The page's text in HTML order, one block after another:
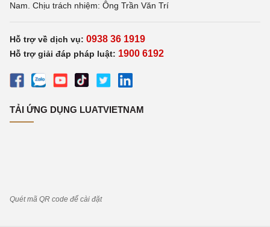
Nam. Chịu trách nhiệm: Ông Trần Văn Trí
Hỗ trợ về dịch vụ: 0938 36 1919
Hỗ trợ giải đáp pháp luật: 1900 6192
TẢI ỨNG DỤNG LUATVIETNAM
Quét mã QR code để cài đặt